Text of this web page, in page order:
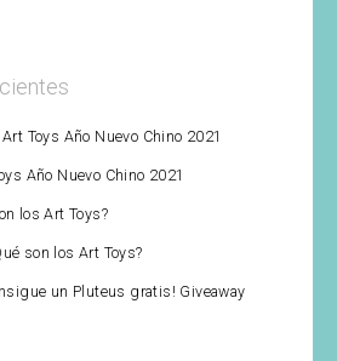
Toys Año Nuevo Chino 2021
Año Nuevo Chino 2021
los Art Toys?
son los Art Toys?
un Pluteus gratis! Giveaway